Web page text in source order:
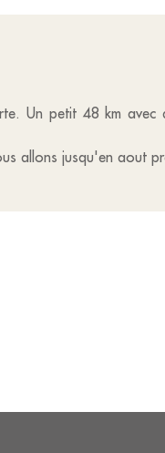
Un petit 48 km avec
allons jusqu'en aout